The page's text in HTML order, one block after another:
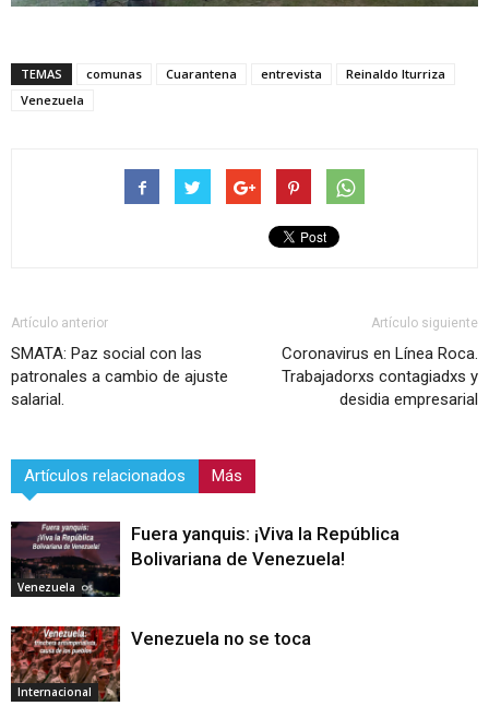
TEMAS comunas Cuarantena entrevista
Reinaldo Iturriza
Venezuela
Artículo anterior
SMATA: Paz social con las
patronales a cambio de ajuste
salarial.
Artículo siguiente
Coronavirus en Línea Roca.
Trabajadorxs contagiadxs y
desidia empresarial
Artículos relacionados Más
Venezuela
Fuera yanquis: ¡Viva la República
Bolivariana de Venezuela!
Internacional
Venezuela no se toca